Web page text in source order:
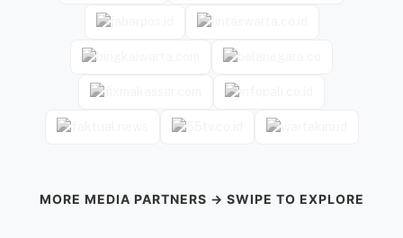
MORE MEDIA PARTNERS → SWIPE TO EXPLORE